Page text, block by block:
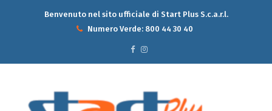
Benvenuto nel sito ufficiale di Start Plus S.c.a.r.l.
Numero Verde: 800 44 30 40